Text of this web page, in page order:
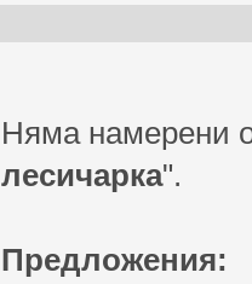
Няма намерени
лесичарка".
Предложения: